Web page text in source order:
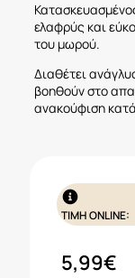
ελαφρύς και
του μωρού.
Διαθέτει
βοηθούν στο
ανακούφιση
ΤΙΜΗ ONLINE:
5,99€